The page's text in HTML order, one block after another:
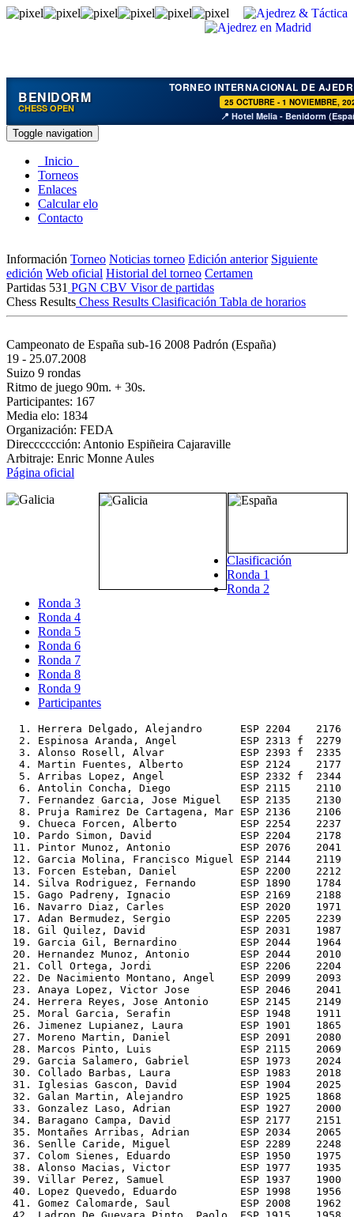
BENIDORM
CHESS OPEN
TORNEO INTERNACIONAL DE
25 OCTUBRE - 1 NOVIEMBRE,
📍 Hotel Melia - Benidorm
Toggle navigation
Inicio
Torneos
Enlaces
Calcular elo
Contacto
Información Torneo Noticias torneo Edición anterior Siguiente
edición Web oficial Historial del torneo Certamen
Partidas 531 PGN CBV Visor de partidas
Chess Results Chess Results Clasificación Tabla de horarios
Campeonato de España sub-16 2008 Padrón (España)
19 - 25.07.2008
Suizo 9 rondas
Ritmo de juego 90m. + 30s.
Participantes: 167
Media elo: 1834
Organización: FEDA
Direcccccción: Antonio Espiñeira Cajaraville
Arbitraje: Enric Monne Aules
Página oficial
Clasificación
Ronda 1
Ronda 2
Ronda 3
Ronda 4
Ronda 5
Ronda 6
Ronda 7
Ronda 8
Ronda 9
Participantes
1. Herrera Delgado, Alejandro      ESP 2204
2. Espinosa Aranda, Angel          ESP 2313 f
3. Alonso Rosell, Alvar            ESP 2393 f
4. Martin Fuentes, Alberto         ESP 2124
5. Arribas Lopez, Angel            ESP 2332 f
6. Antolin Concha, Diego           ESP 2115
7. Fernandez Garcia, Jose Miguel   ESP 2135
8. Pruja Ramirez De Cartagena, Mar ESP 2136
9. Chueca Forcen, Alberto          ESP 2254
10. Pardo Simon, David              ESP 2204
11. Pintor Munoz, Antonio           ESP 2076
12. Garcia Molina, Francisco Miguel ESP 2144
13. Forcen Esteban, Daniel          ESP 2200
14. Silva Rodriguez, Fernando       ESP 1890
15. Gago Padreny, Ignacio           ESP 2169
16. Navarro Diaz, Carles            ESP 2020
17. Adan Bermudez, Sergio           ESP 2205
18. Gil Quilez, David               ESP 2031
19. Garcia Gil, Bernardino          ESP 2044
20. Hernandez Munoz, Antonio        ESP 2044
21. Coll Ortega, Jordi              ESP 2206
22. De Nacimiento Montano, Angel    ESP 2099
23. Anaya Lopez, Victor Jose        ESP 2046
24. Herrera Reyes, Jose Antonio     ESP 2145
25. Moral Garcia, Serafin           ESP 1948
26. Jimenez Lupianez, Laura         ESP 1901
27. Moreno Martin, Daniel           ESP 2091
28. Marcos Pinto, Luis              ESP 2115
29. Garcia Salamero, Gabriel        ESP 1973
30. Collado Barbas, Laura           ESP 1983
31. Iglesias Gascon, David          ESP 1904
32. Galan Martin, Alejandro         ESP 1925
33. Gonzalez Laso, Adrian           ESP 1927
34. Baragano Campa, David           ESP 2177
35. Montañes Arribas, Adrian        ESP 2034
36. Senlle Caride, Miguel           ESP 2289
37. Colom Sienes, Eduardo           ESP 1950
38. Alonso Macias, Victor           ESP 1977
39. Villar Perez, Samuel            ESP 1937
40. Lopez Quevedo, Eduardo          ESP 1998
41. Gomez Calomarde, Saul           ESP 2008